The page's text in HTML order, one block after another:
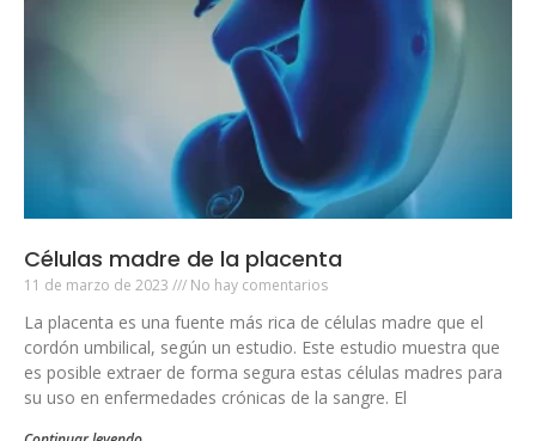
Células madre de la placenta
11 de marzo de 2023 No hay comentarios
La placenta es una fuente más rica de células madre que el
cordón umbilical, según un estudio. Este estudio muestra que
es posible extraer de forma segura estas células madres para
su uso en enfermedades crónicas de la sangre. El